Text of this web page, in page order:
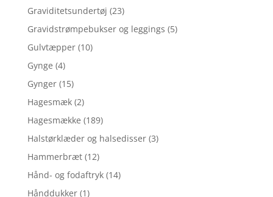
Graviditetsundertøj (23)
Gravidstrømpebukser og leggings (5)
Gulvtæpper (10)
Gynge (4)
Gynger (15)
Hagesmæk (2)
Hagesmække (189)
Halstørklæder og halsedisser (3)
Hammerbræt (12)
Hånd- og fodaftryk (14)
Hånddukker (1)